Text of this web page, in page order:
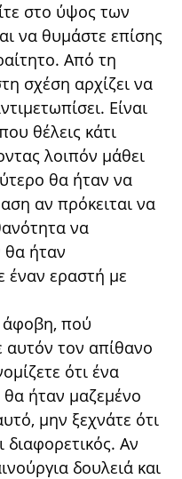
στο ύψος των
να θυμάστε επίσης
Από τη
σχέση αρχίζει να
Είναι
θέλεις κάτι
λοιπόν μάθει
θα ήταν να
αν πρόκειται να
να
θα ήταν
έναν εραστή με
άφοβη, πού
αυτόν τον απίθανο
ότι ένα
ήταν μαζεμένο
μην ξεχνάτε ότι
διαφορετικός. Αν
δουλειά και